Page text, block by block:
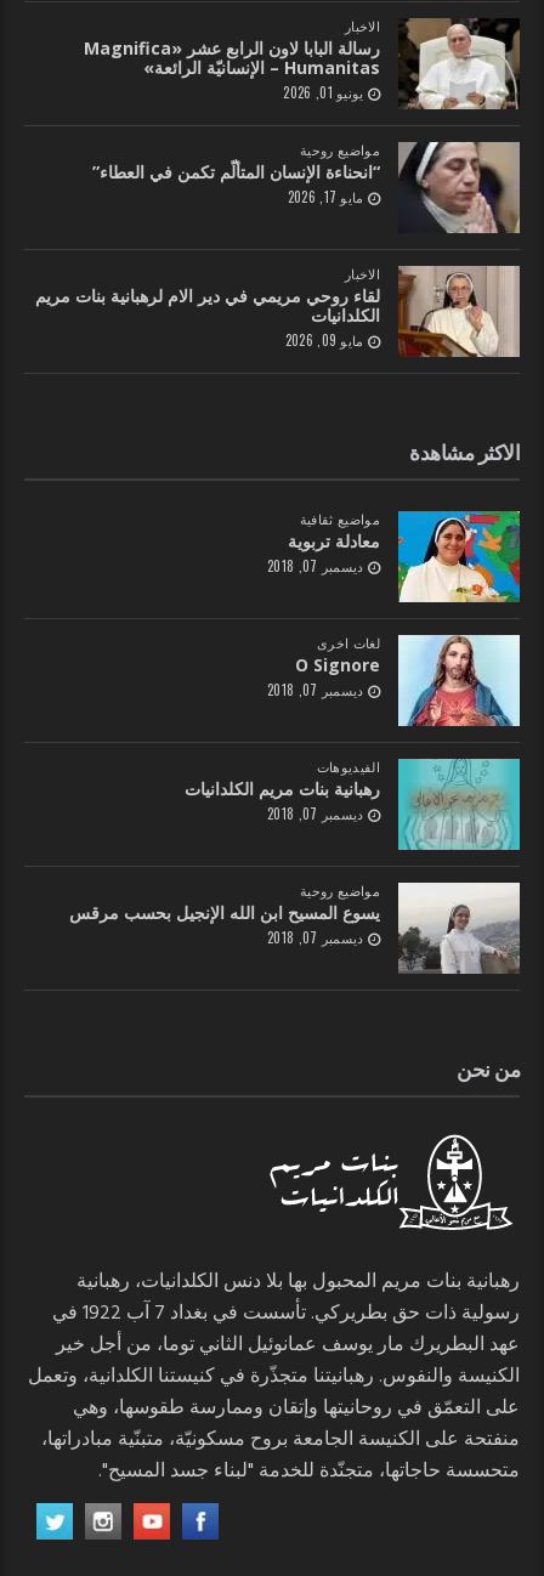
الاخبار
رسالة البابا لاون الرابع عشر «Magnifica
Humanitas – الإنسانيّة الرائعة»
يونيو 01, 2026
مواضيع روحية
“انحناءة الإنسان المتألّم تكمن في العطاء”
مايو 17, 2026
الاخبار
لقاء روحي مريمي في دير الام لرهبانية بنات مريم
الكلدانيات
مايو 09, 2026
الاكثر مشاهدة
مواضيع ثقافية
معادلة تربوية
ديسمبر 07, 2018
لغات اخرى
O Signore
ديسمبر 07, 2018
الفيديوهات
رهبانية بنات مريم الكلدانيات
ديسمبر 07, 2018
مواضيع روحية
يسوع المسيح ابن الله الإنجيل بحسب مرقس
ديسمبر 07, 2018
من نحن
رهبانية بنات مريم المحبول بها بلا دنس الكلدانيات، رهبانية
رسولية ذات حق بطريركي. تأسست في بغداد 7 آب 1922 في
عهد البطريرك مار يوسف عمانوئيل الثاني توما، من أجل خير
الكنيسة والنفوس. رهبانيتنا متجذّرة في كنيستنا الكلدانية، وتعمل
على التعمّق في روحانيتها وإتقان وممارسة طقوسها، وهي
منفتحة على الكنيسة الجامعة بروح مسكونيّة، متبنّية مبادراتها،
متحسسة حاجاتها، متجنّدة للخدمة "لبناء جسد المسيح".